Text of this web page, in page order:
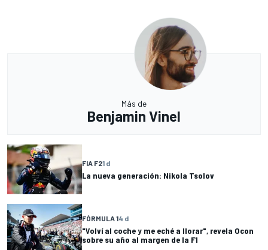
Más de
Benjamin Vinel
FIA F21 d
La nueva generación: Nikola Tsolov
FÓRMULA 14 d
"Volví al coche y me eché a llorar", revela Ocon
sobre su año al margen de la F1